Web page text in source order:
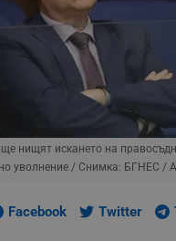
нищят искането на
уволнение / Снимка: БГНЕС /
Facebook Twitter